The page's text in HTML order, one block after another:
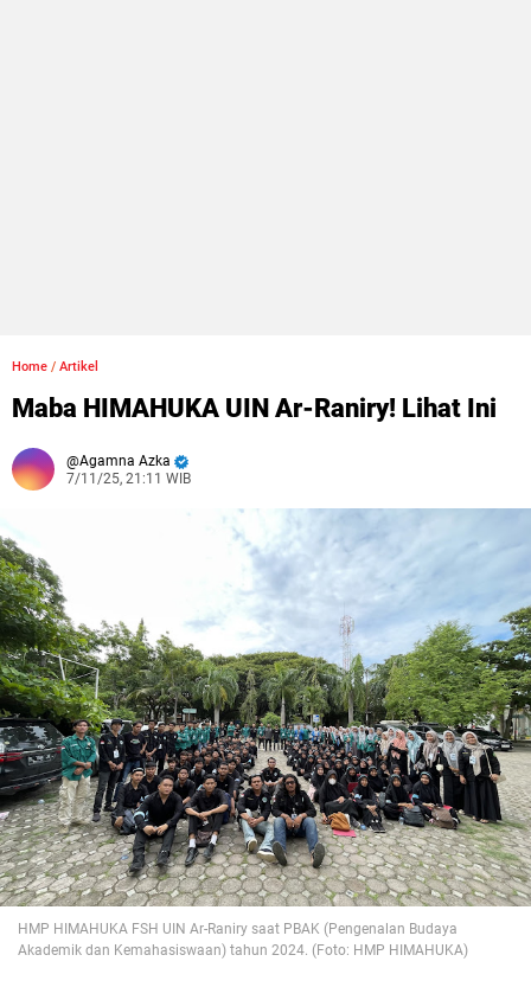
Home / Artikel
Maba HIMAHUKA UIN Ar-Raniry! Lihat Ini
Agamna Azka
7/11/25, 21:11 WIB
HMP HIMAHUKA FSH UIN Ar-Raniry saat PBAK (Pengenalan Budaya
Akademik dan Kemahasiswaan) tahun 2024. (Foto: HMP HIMAHUKA)